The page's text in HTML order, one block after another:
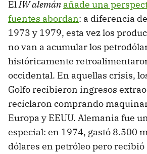
ElIW alemán añade una
fuentes abordan: a diferencia
1973 y 1979, esta vez los
no van a acumular los
históricamente
occidental. En aquellas crisis,
Golfo recibieron ingresos
reciclaron comprando
Europa y EEUU. Alemania fue
especial: en 1974, gastó 8.500
dólares en petróleo pero